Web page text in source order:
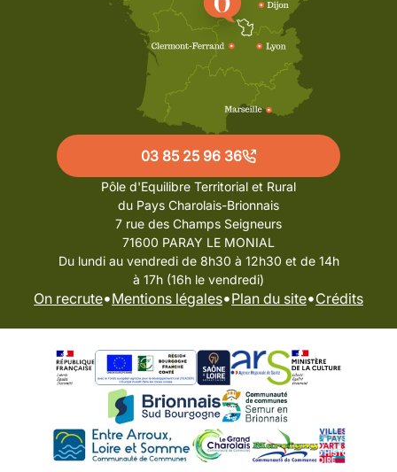
03 85 25 96 36
Pôle d'Equilibre Territorial et Rural
du Pays Charolais-Brionnais
7 rue des Champs Seigneurs
71600 PARAY LE MONIAL
Du lundi au vendredi de 8h30 à 12h30 et de 14h
à 17h (16h le vendredi)
On recrute•Mentions légales•Plan du site•Crédits